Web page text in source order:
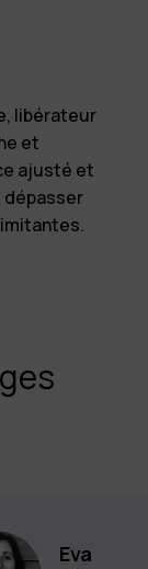
libérateur
et
ajusté et
dépasser
Eva